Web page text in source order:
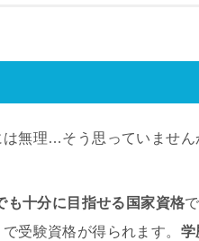
無理…そう思っていません
も十分に目指せる国家資格
受験資格が得られます。 学